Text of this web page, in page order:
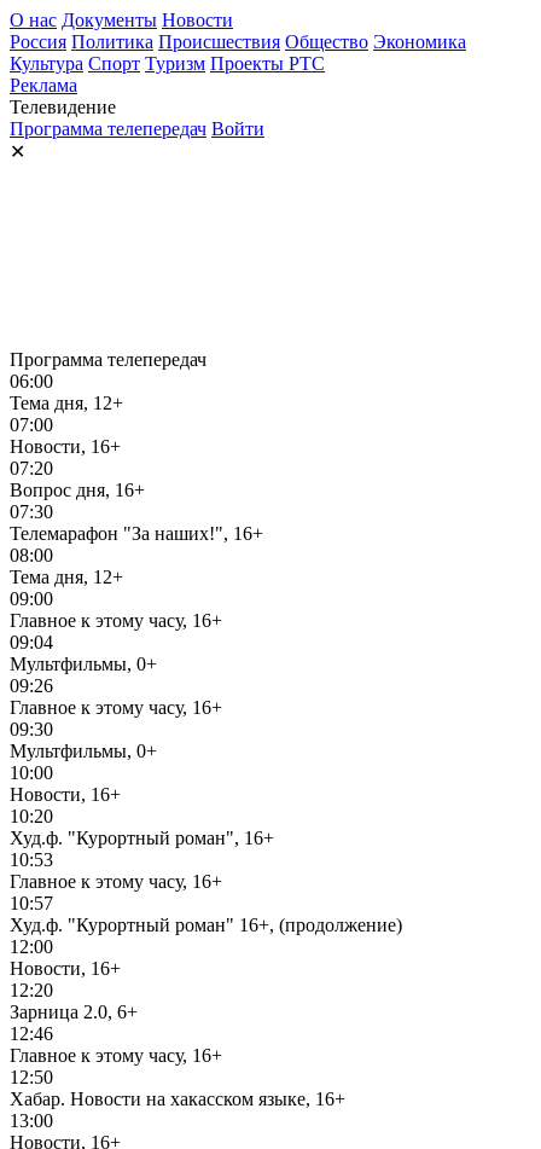
О нас Документы Новости
Россия Политика Происшествия Общество Экономика
Культура Спорт Туризм Проекты РТС
Реклама
Телевидение
Программа телепередач Войти
✕
Программа телепередач
06:00
Тема дня, 12+
07:00
Новости, 16+
07:20
Вопрос дня, 16+
07:30
Телемарафон "За наших!", 16+
08:00
Тема дня, 12+
09:00
Главное к этому часу, 16+
09:04
Мультфильмы, 0+
09:26
Главное к этому часу, 16+
09:30
Мультфильмы, 0+
10:00
Новости, 16+
10:20
Худ.ф. "Курортный роман", 16+
10:53
Главное к этому часу, 16+
10:57
Худ.ф. "Курортный роман" 16+, (продолжение)
12:00
Новости, 16+
12:20
Зарница 2.0, 6+
12:46
Главное к этому часу, 16+
12:50
Хабар. Новости на хакасском языке, 16+
13:00
Новости, 16+